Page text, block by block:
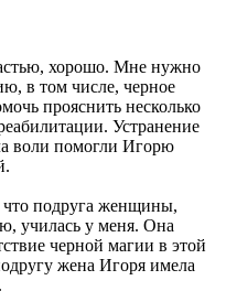
хорошо. Мне нужно
в том числе, черное
прояснить несколько
Устранение
воли помогли Игорю
подруга женщины,
училась у меня. Она
черной магии в этой
жена Игоря имела
.